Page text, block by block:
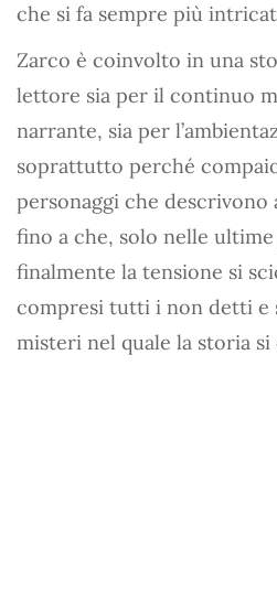
che si fa sempre più
Zarco è coinvolto in una
lettore sia per il continuo
narrante, sia per
soprattutto perché
personaggi che
fino a che, solo nelle
finalmente la tensione si
compresi tutti i non detti e
misteri nel quale la storia si